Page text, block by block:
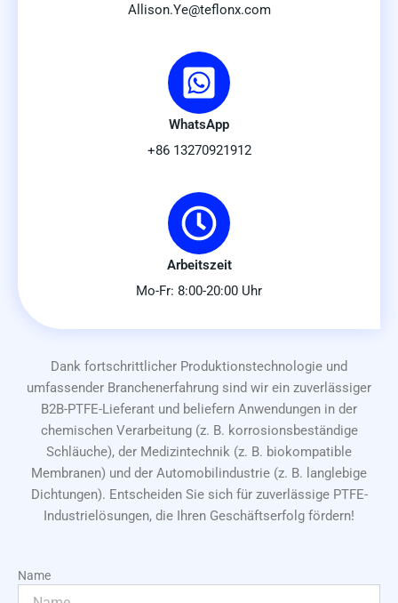
Allison.Ye@teflonx.com
WhatsApp
+86 13270921912
Arbeitszeit
Mo-Fr: 8:00-20:00 Uhr
Dank fortschrittlicher Produktionstechnologie und
umfassender Branchenerfahrung sind wir ein zuverlässiger
B2B-PTFE-Lieferant und beliefern Anwendungen in der
chemischen Verarbeitung (z. B. korrosionsbeständige
Schläuche), der Medizintechnik (z. B. biokompatible
Membranen) und der Automobilindustrie (z. B. langlebige
Dichtungen). Entscheiden Sie sich für zuverlässige PTFE-
Industrielösungen, die Ihren Geschäftserfolg fördern!
Name